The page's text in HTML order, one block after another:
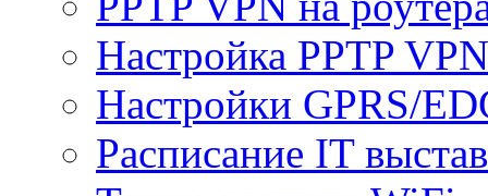
Настройка PPTP
Настройки GPRS/
Расписание IT